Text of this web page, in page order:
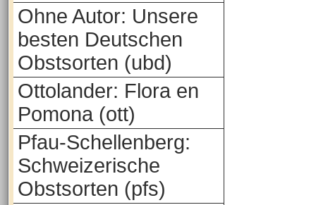
Ohne Autor: Unsere
besten Deutschen
Obstsorten (ubd)
Ottolander: Flora en
Pomona (ott)
Pfau-Schellenberg:
Schweizerische
Obstsorten (pfs)